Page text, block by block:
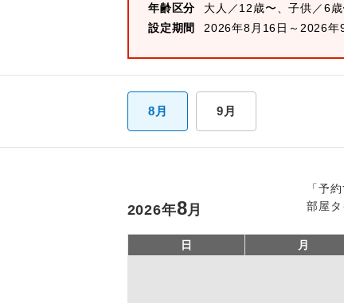
年齢区分
大人／12歳〜、子供／6
設定期間
2026年8月16日～2026年
8月 9月
「予
部屋タ
2026年8月
日 月